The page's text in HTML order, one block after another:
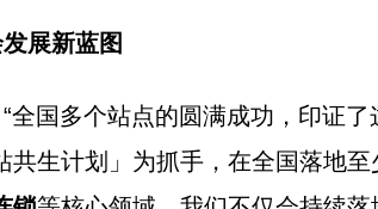
展新蓝图
全国多个站点的圆满成功，印证
生计划」为抓手，在全国落地